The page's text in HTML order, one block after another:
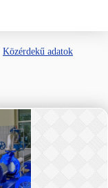
Közérdekű adatok